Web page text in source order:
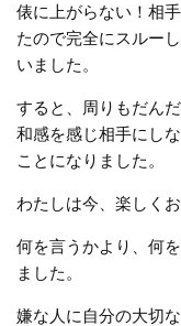
俵に上がらない！相
たので完全にスルー
いました。
すると、周りもだん
和感を感じ相手にし
ことになりました。
わたしは今、楽しく
何を言うかより、何
ました。
嫌な人に自分の大切